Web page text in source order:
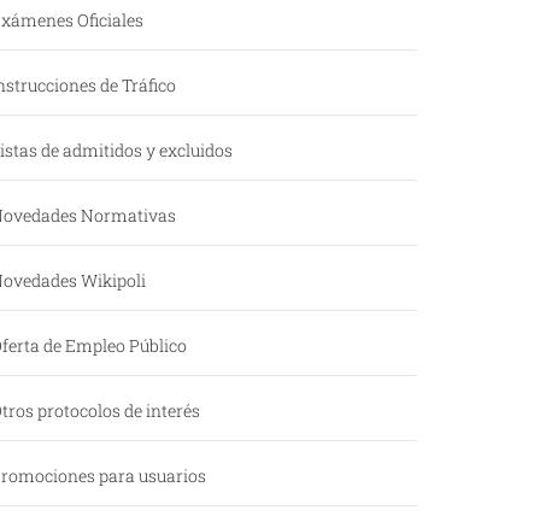
Oficiales
de Tráfico
de admitidos y excluidos
Normativas
Wikipoli
de Empleo Público
protocolos de interés
para usuarios